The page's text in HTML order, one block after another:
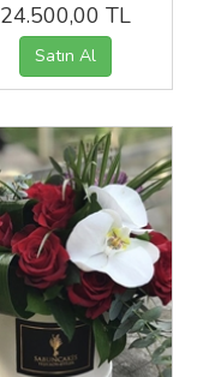
24.500,00 TL